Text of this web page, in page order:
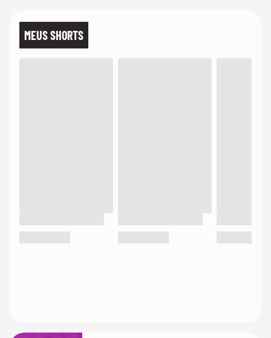
MEUS SHORTS